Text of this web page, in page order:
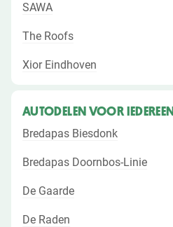
SAWA
The Roofs
Xior Eindhoven
AUTODELEN VOOR IEDEREEN
Bredapas Biesdonk
Bredapas Doornbos-Linie
De Gaarde
De Raden